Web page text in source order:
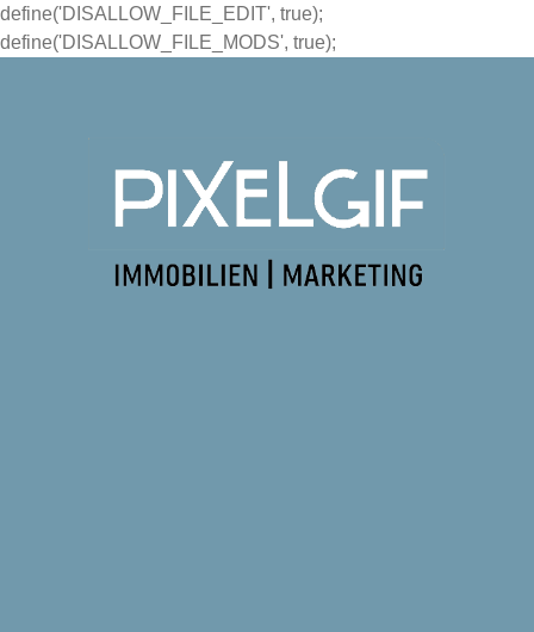
define('DISALLOW_FILE_EDIT', true);
define('DISALLOW_FILE_MODS', true);